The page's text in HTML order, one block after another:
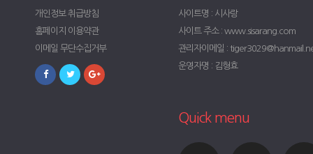
개인정보 취급방침
홈페이지 이용약관
이메일 무단수집거부
사이트명 : 시사랑
사이트 주소 : www.sisarang.com
관리자이메일 :
운영자명 : 김형효
Quick menu